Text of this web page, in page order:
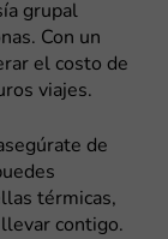
grupal
Con un
el costo de
viajes.
de
térmicas,
contigo.